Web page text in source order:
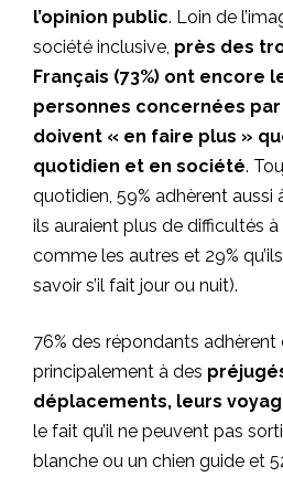
l’opinion public. Loin de
société inclusive, près des
Français (73%) ont encore
personnes concernées
doivent « en faire plus »
quotidien et en société.
quotidien, 59% adhèrent aussi
ils auraient plus de difficultés
comme les autres et 29%
savoir s’il fait jour ou nuit).
76% des répondants adhèrent
principalement à des
déplacements, leurs
le fait qu’il ne peuvent pas
blanche ou un chien guide et